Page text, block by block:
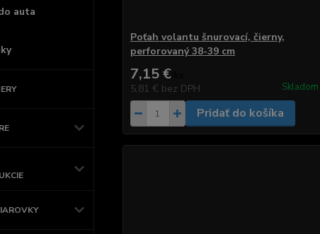
auta
Poťah volantu šnurovací, čierny,
perforovaný 38-39 cm
7,15 €/
5,81 € bez DPH Skladom
Pridať do košíka